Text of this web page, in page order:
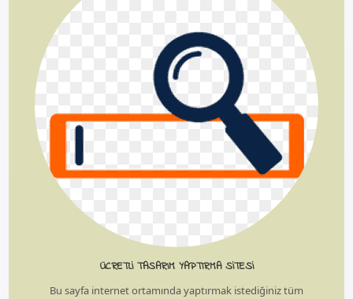
ÜCRETLI TASARIM YAPTIRMA SITESI
Bu sayfa internet ortamında yaptırmak istediğiniz tüm